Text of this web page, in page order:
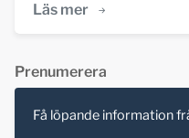
Läs mer
Prenumerera
Få löpande information